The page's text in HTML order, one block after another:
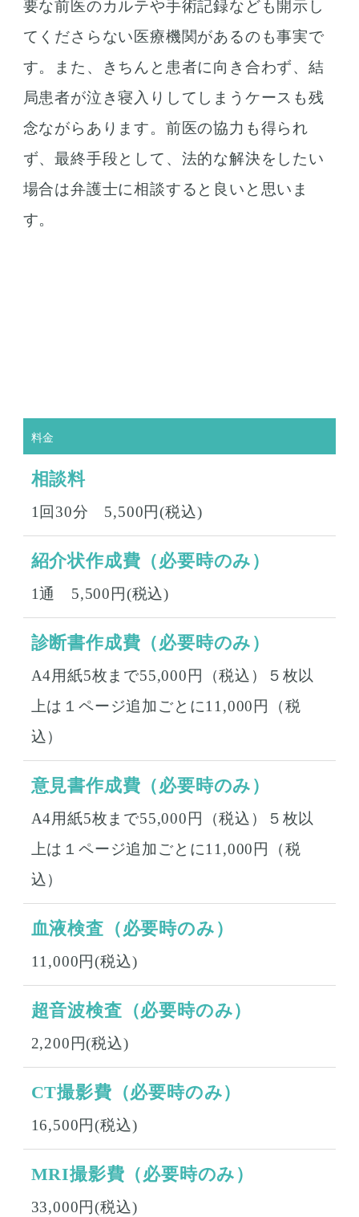
要な前医のカルテや手術記録なども開示し
てくださらない医療機関があるのも事実で
す。また、きちんと患者に向き合わず、結
局患者が泣き寝入りしてしまうケースも残
念ながらあります。前医の協力も得られ
ず、最終手段として、法的な解決をしたい
場合は弁護士に相談すると良いと思いま
す。
料金
相談料
1回30分 5,500円(税込)
紹介状作成費（必要時のみ）
1通 5,500円(税込)
診断書作成費（必要時のみ）
A4用紙5枚まで55,000円（税込）５枚以
上は１ページ追加ごとに11,000円（税
込）
意見書作成費（必要時のみ）
A4用紙5枚まで55,000円（税込）５枚以
上は１ページ追加ごとに11,000円（税
込）
血液検査（必要時のみ）
11,000円(税込)
超音波検査（必要時のみ）
2,200円(税込)
CT撮影費（必要時のみ）
16,500円(税込)
MRI撮影費（必要時のみ）
33,000円(税込)